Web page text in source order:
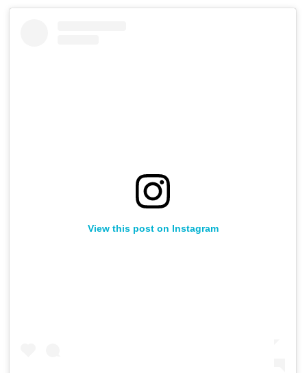
View this post on Instagram